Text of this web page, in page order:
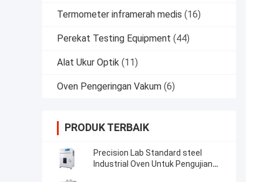
Termometer inframerah medis (16)
Perekat Testing Equipment (44)
Alat Ukur Optik (11)
Oven Pengeringan Vakum (6)
PRODUK TERBAIK
Precision Lab Standard steel
Industrial Oven Untuk Pengujian